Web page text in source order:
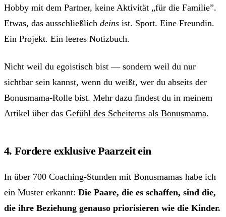
Hobby mit dem Partner, keine Aktivität „für die Familie”.
Etwas, das ausschließlich deins ist. Sport. Eine Freundin.
Ein Projekt. Ein leeres Notizbuch.
Nicht weil du egoistisch bist — sondern weil du nur
sichtbar sein kannst, wenn du weißt, wer du abseits der
Bonusmama-Rolle bist. Mehr dazu findest du in meinem
Artikel über das Gefühl des Scheiterns als Bonusmama.
4. Fordere exklusive Paarzeit ein
In über 700 Coaching-Stunden mit Bonusmamas habe ich
ein Muster erkannt: Die Paare, die es schaffen, sind die,
die ihre Beziehung genauso priorisieren wie die Kinder.